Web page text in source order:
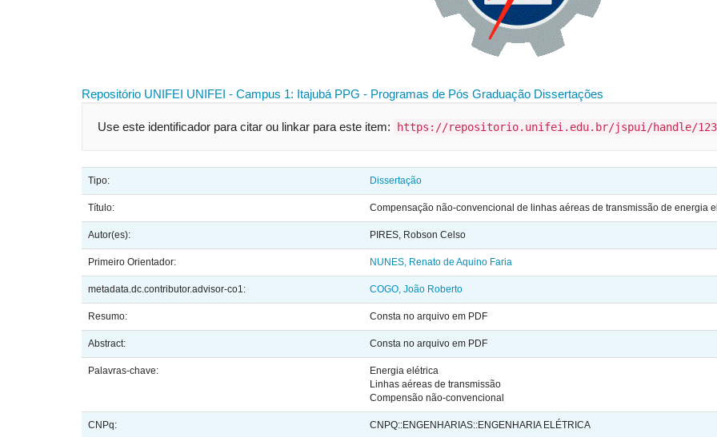
Repositório UNIFEI UNIFEI - Campus 1: Itajubá PPG - Programas de Pós Graduação Dissertações
Use este identificador para citar ou linkar para este item: https://repositorio.unifei.edu.br/jspui/handle/
Tipo: Dissertação
Título: Compensação não-convencional de linhas aéreas de transmissão de energia
Autor(es): PIRES, Robson Celso
Primeiro Orientador: NUNES, Renato de Aquino Faria
metadata.dc.contributor.advisor-co1: COGO, João Roberto
Resumo: Consta no arquivo em PDF
Abstract: Consta no arquivo em PDF
Palavras-chave:
Energia elétrica
Linhas aéreas de transmissão
Compensão não-convencional
CNPq: CNPQ::ENGENHARIAS::ENGENHARIA ELÉTRICA